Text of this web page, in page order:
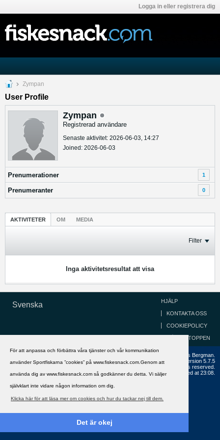
För att anpassa och förbättra våra tjänster och vår kommunikation
använder Sportfiskarna ”cookies” på www.fiskesnack.com.Genom att
använda dig av www.fiskesnack.com så godkänner du detta. Vi säljer
självklart inte vidare någon information om dig.
Klicka här för att läsa mer om cookies och hur du tackar nej till dem.
Det är okej
Logga in eller registrera dig
Zympan
User Profile
Zympan
Registrerad användare
Senaste aktivitet: 2026-06-03, 14:27
Joined: 2026-06-03
Prenumerationer 1
Prenumeranter 0
AKTIVITETER OM MEDIA
Filter
Inga aktivitetsresultat att visa
Svenska HJÄLP
KONTAKTA OSS
COOKIEPOLICY
GÅ TILL TOPPEN
Copyright ©2002 - 2021, FiskeSnack.com. Grundad 2002 av Anders Bergman.
Powered byvBulletin®
Version 5.7.5
Copyright © 2026 MH Sub I, LLC dba vBulletin. All rights reserved.
All times are GMT+1. This page was generated at 23:08.